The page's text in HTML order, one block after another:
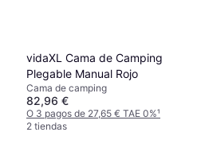
vidaXL Cama de Camping
Plegable Manual Rojo
Cama de camping
82,96 €
O 3 pagos de 27,65 € TAE 0%¹
2 tiendas